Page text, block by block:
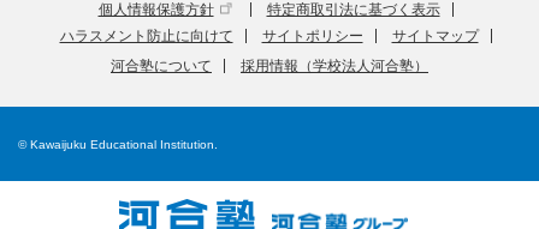
個人情報保護方針
特定商取引法に基づく表示
ハラスメント防止に向けて
サイトポリシー
サイトマップ
河合塾について
採用情報（学校法人河合塾）
© Kawaijuku Educational Institution.